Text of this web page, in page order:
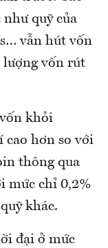
quỹ của
vẫn hút vốn
lượng vốn rút
khỏi
cao hơn so với
thông qua
mức chỉ 0,2%
khác.
đại ở mức